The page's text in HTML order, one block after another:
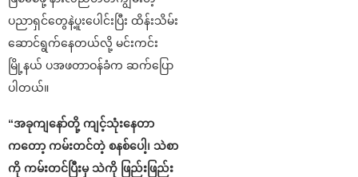
ပညာရှင်တွေနဲ့ပူးပေါင်းပြီး ထိန်းသိမ်း
ဆောင်ရွက်နေတယ်လို့ မင်းကင်း
မြို့နယ် ပအဖတာဝန်ခံက ဆက်ပြော
ပါတယ်။
“အခုကျနော်တို့ ကျင့်သုံးနေတာ
ကတော့ ကမ်းတင်တဲ့ စနစ်ပေါ့၊ သဲစာ
ကို ကမ်းတင်ပြီးမှ သဲကို ဖြည်းဖြည်း